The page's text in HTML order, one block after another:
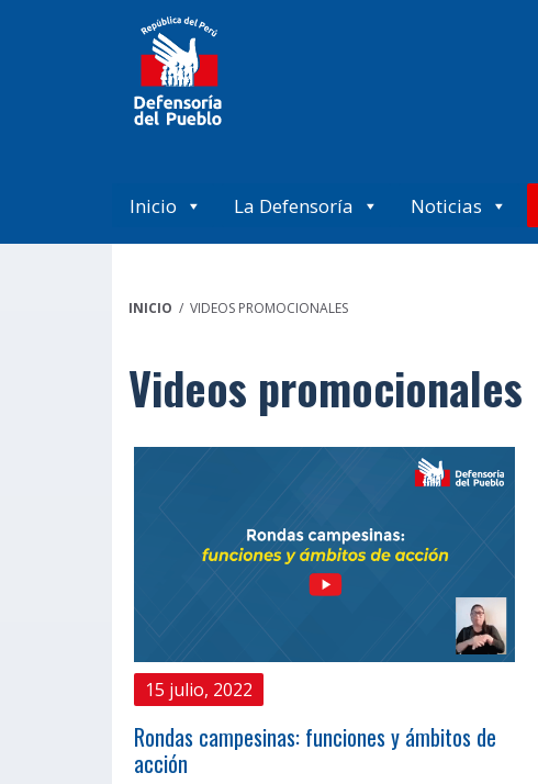
Inicio La Defensoría Noticias
INICIO / VIDEOS PROMOCIONALES
Videos promocionales
15 julio, 2022
Rondas campesinas: funciones y ámbitos de
acción